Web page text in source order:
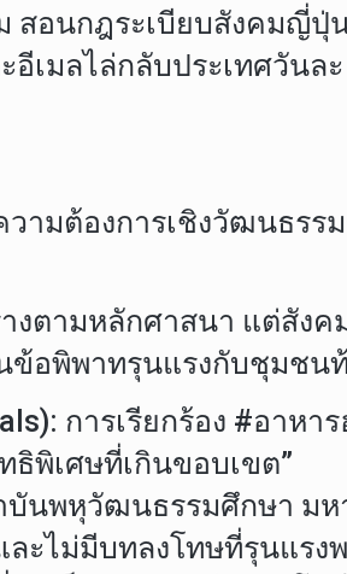
อนกฎระเบียบสังคมญี่ปุ่
มลไล่กลับประเทศวันล
มต้องการเชิงวัฒนธรร
งตามหลักศาสนา แต่สัง
ข้อพิพาทรุนแรงกับชุมชน
การเรียกร้อง #อาหา
ธิพิเศษที่เกินขอบเขต”
บันพหุวัฒนธรรมศึกษา ม
ละไม่มีบทลงโทษที่รุนแร